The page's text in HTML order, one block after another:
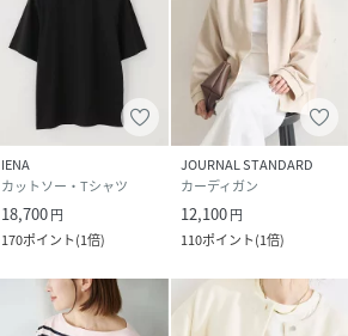
IENA
カットソー・Tシャツ
18,700円
170ポイント(1倍)
JOURNAL STANDARD
カーディガン
12,100円
110ポイント(1倍)